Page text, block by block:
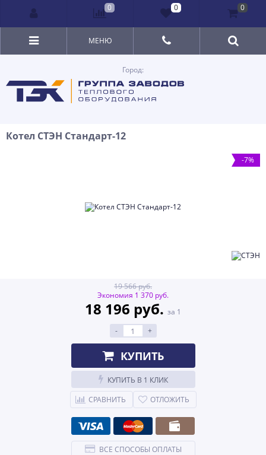
Город:
МЕНЮ
Котел СТЭН Стандарт-12
-7%
19 566 руб.
Экономия 1 370 руб.
18 196 руб. за 1
-
+
КУПИТЬ
КУПИТЬ В 1 КЛИК
СРАВНИТЬ
ОТЛОЖИТЬ
ВСЕ СПОСОБЫ ОПЛАТЫ
0 0 0